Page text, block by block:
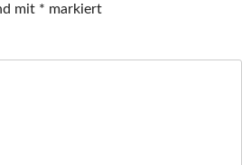
mit * markiert